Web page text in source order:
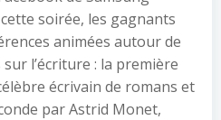
soirée, les gagnants
animées autour de
l’écriture : la première
écrivain de romans et
par Astrid Monet,